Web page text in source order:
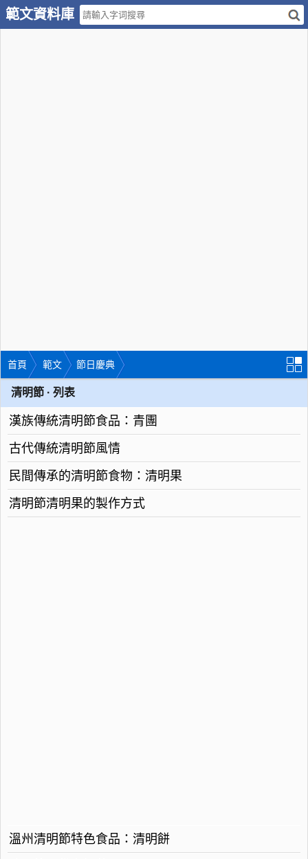
範文資料庫
首頁 範文 節日慶典
清明節 · 列表
漢族傳統清明節食品：青團
古代傳統清明節風情
民間傳承的清明節食物：清明果
清明節清明果的製作方式
溫州清明節特色食品：清明餅